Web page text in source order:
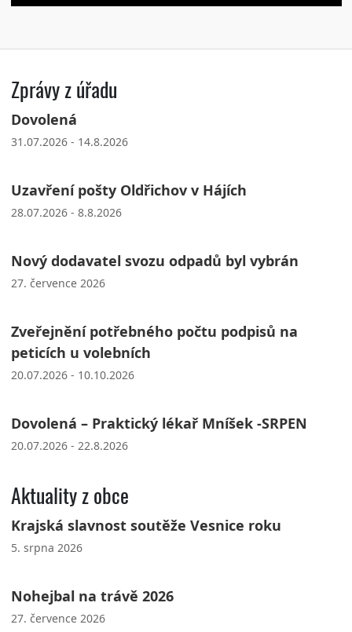
Zprávy z úřadu
Dovolená
31.07.2026 - 14.8.2026
Uzavření pošty Oldřichov v Hájích
28.07.2026 - 8.8.2026
Nový dodavatel svozu odpadů byl vybrán
27. července 2026
Zveřejnění potřebného počtu podpisů na
peticích u volebních
20.07.2026 - 10.10.2026
Dovolená – Praktický lékař Mníšek -SRPEN
20.07.2026 - 22.8.2026
Aktuality z obce
Krajská slavnost soutěže Vesnice roku
5. srpna 2026
Nohejbal na trávě 2026
27. července 2026